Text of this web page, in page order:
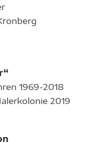
1969-2018
2019